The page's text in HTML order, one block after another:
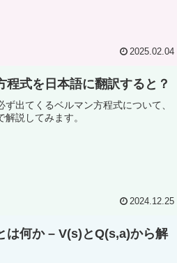
2025.02.04
程式を日本語に翻訳すると？
出てくるベルマン方程式について、
説してみます。
2024.12.25
は何か – V(s)とQ(s,a)から解